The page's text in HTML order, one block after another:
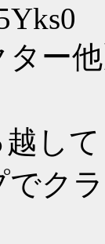
ター
し
ク